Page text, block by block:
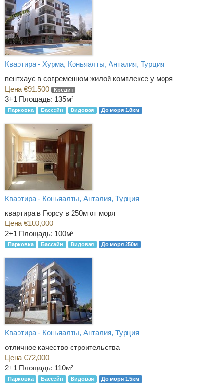
Квартира - Хурма, Коньяалты, Анталия, Турция
пентхаус в современном жилой комплексе у моря
Цена €91,500
Кредит
3+1 Площадь: 135м²
Парковка Бассейн Видовая До моря 1.8км
Квартира - Коньяалты, Анталия, Турция
квартира в Гюрсу в 250м от моря
Цена €100,000
2+1 Площадь: 100м²
Парковка Бассейн Видовая До моря 250м
Квартира - Коньяалты, Анталия, Турция
отличное качество строительства
Цена €72,000
2+1 Площадь: 110м²
Парковка Бассейн Видовая До моря 1.5км